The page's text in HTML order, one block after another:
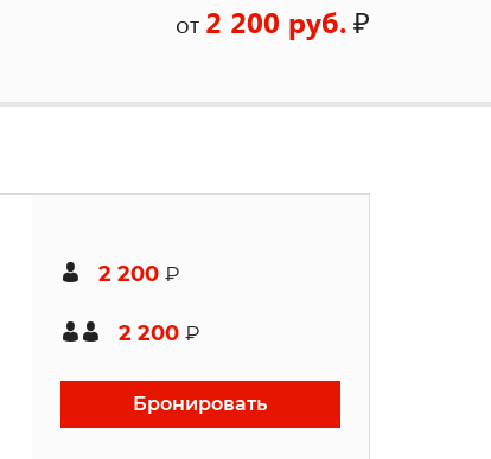
от 2 200 руб.₽
2 200 ₽
2 200 ₽
Бронировать